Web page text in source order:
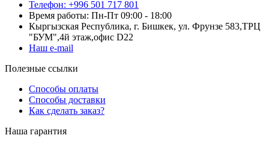
Телефон: +996 501 717 801
Время работы: Пн-Пт 09:00 - 18:00
Кыргызская Республика, г. Бишкек, ул. Фрунзе 583,ТРЦ
"БУМ",4й этаж,офис D22
Наш e-mail
Полезные ссылки
Способы оплаты
Способы доставки
Как сделать заказ?
Наша гарантия